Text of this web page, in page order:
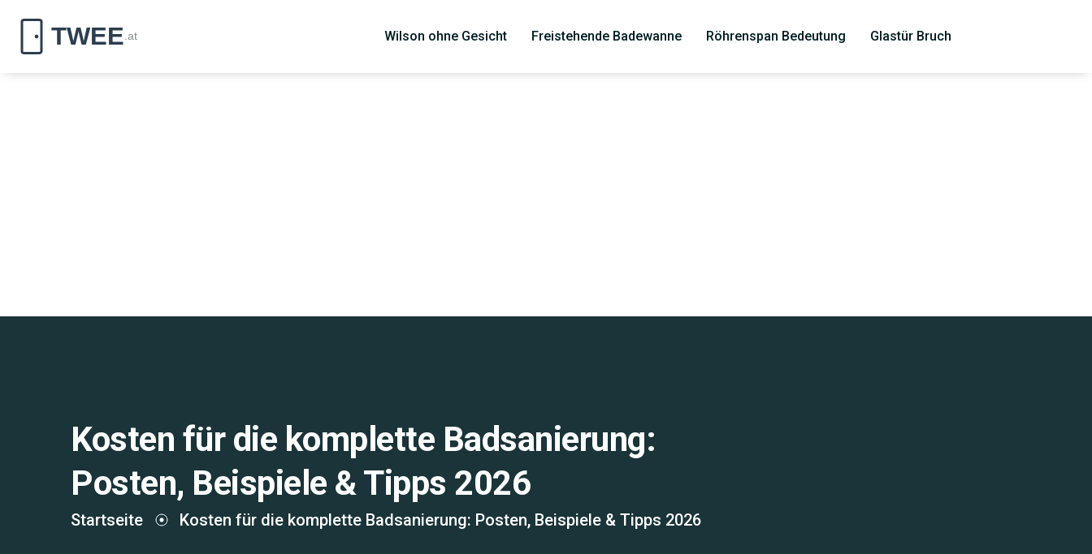
Wilson ohne Gesicht Freistehende Badewanne Röhrenspan Bedeutung Glastür Bruch
Kosten für die komplette Badsanierung:
Posten, Beispiele & Tipps 2026
Startseite Kosten für die komplette Badsanierung: Posten, Beispiele & Tipps 2026